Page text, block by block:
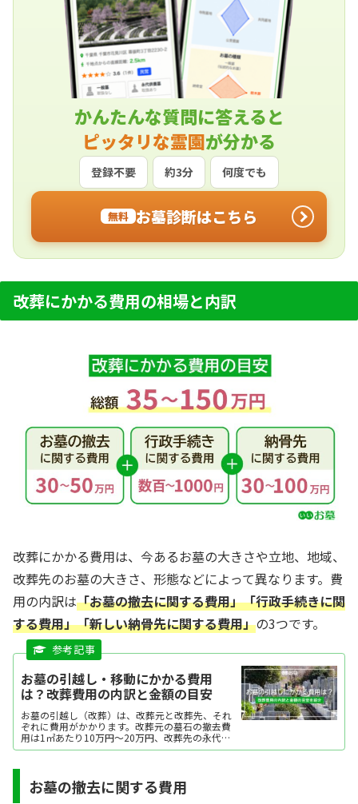
かんたんな質問に答えると
ピッタリな霊園が分かる
登録不要 約3分 何度でも
無料 お墓診断はこちら
改葬にかかる費用の相場と内訳
改葬にかかる費用は、今あるお墓の大きさや立地、地域、
改葬先のお墓の大きさ、形態などによって異なります。費
用の内訳は「お墓の撤去に関する費用」「行政手続きに関
する費用」「新しい納骨先に関する費用」の3つです。
お墓の引越し・移動にかかる費用
は？改葬費用の内訳と金額の目安
お墓の引越し（改葬）は、改葬元と改葬先、それ
ぞれに費用がかかります。改葬元の墓石の撤去費
用は1㎡あたり10万円～20万円、改葬先の永代使
用料は58.9万円、墓石代は100万円～200万円が
お墓の撤去に関する費用